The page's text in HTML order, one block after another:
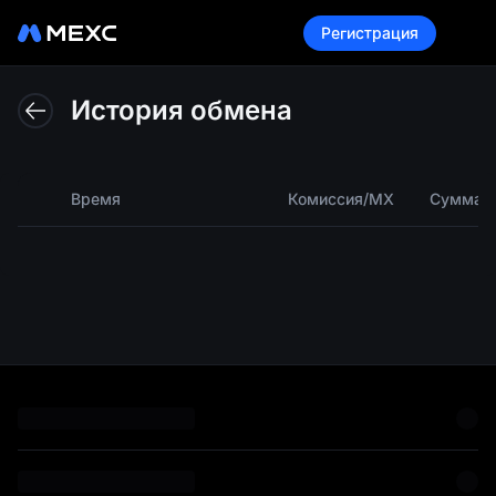
Регистрация
Эту
функц
История обмена
Время Комиссия/MX Сумма